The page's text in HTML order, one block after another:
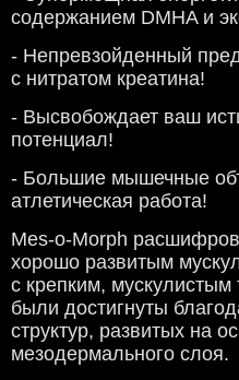
содержанием DMHA и
- Непревзойденный
с нитратом креатина!
- Высвобождает ваш
потенциал!
- Большие мышечные
атлетическая работа!
Mes-o-Morph
хорошо развитым
с крепким,
были достигнуты
структур, развитых на
мезодермального слоя.